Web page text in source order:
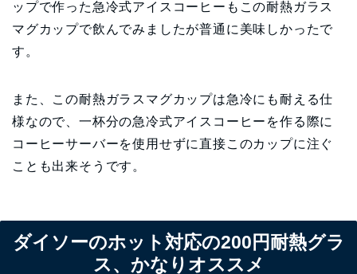
ップで作った急冷式アイスコーヒーもこの耐熱ガラス
マグカップで飲んでみましたが普通に美味しかったで
す。
また、この耐熱ガラスマグカップは急冷にも耐える仕
様なので、一杯分の急冷式アイスコーヒーを作る際に
コーヒーサーバーを使用せずに直接このカップに注ぐ
ことも出来そうです。
ダイソーのホット対応の200円耐熱グラ
ス、かなりオススメ